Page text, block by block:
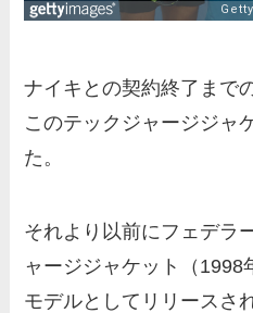
ナイキとの契約終了まで
このテックジャージジャ
た。
それより以前にフェデラ
ャージジャケット（1998
モデルとしてリリースさ